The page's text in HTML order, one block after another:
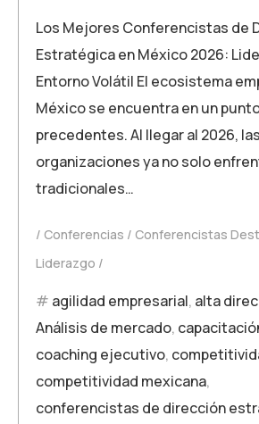
Los Mejores Conferencistas de
Estratégica en México 2026:
Entorno Volátil El ecosistema
México se encuentra en un
precedentes. Al llegar al 2026, las
organizaciones ya no solo
tradicionales…
Conferencias
Conferencistas
Liderazgo
agilidad empresarial, alta
Análisis de mercado,
coaching ejecutivo,
competitividad mexicana,
conferencistas de dirección